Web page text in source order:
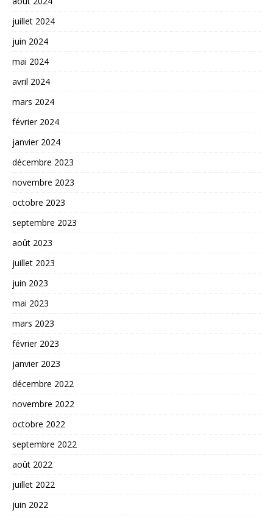
juillet 2024
juin 2024
mai 2024
avril 2024
mars 2024
février 2024
janvier 2024
décembre 2023
novembre 2023
octobre 2023
septembre 2023
août 2023
juillet 2023
juin 2023
mai 2023
mars 2023
février 2023
janvier 2023
décembre 2022
novembre 2022
octobre 2022
septembre 2022
août 2022
juillet 2022
juin 2022